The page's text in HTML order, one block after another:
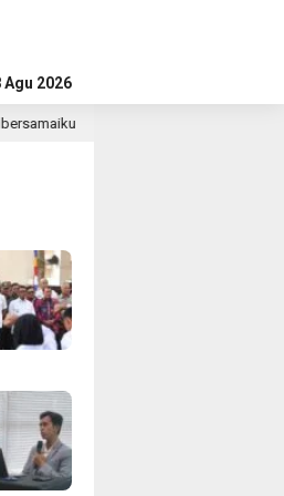
Agu 2026
Survei IPO: Elektabilitas PSI Stagnan 1,9